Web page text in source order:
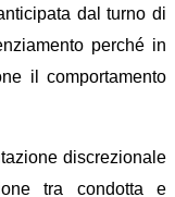
dal turno di
perché in
il comportamento
discrezionale
tra condotta e